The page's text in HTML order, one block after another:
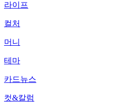
라이프
컬처
머니
테마
카드뉴스
컷&칼럼